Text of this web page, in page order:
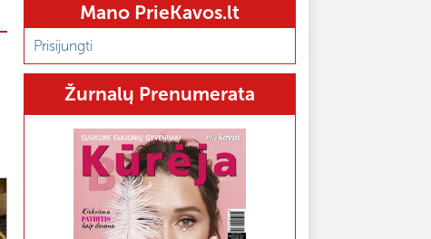
Mano PrieKavos.lt
Prisijungti
Žurnalų Prenumerata